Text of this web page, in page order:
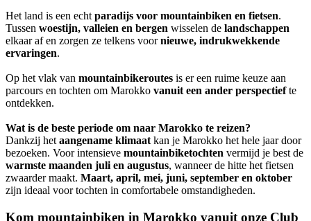
Het land is een echt paradijs voor mountainbiken en fietsen.
Tussen woestijn, valleien en bergen wisselen de landschappen
elkaar af en zorgen ze telkens voornieuwe, indrukwekkende
ervaringen.
Op het vlak van mountainbikeroutes is er een ruime keuze aan
parcours en tochten om Marokko vanuit een ander perspectiefte
ontdekken.
Wat is de beste periode om naar Marokko te reizen?
Dankzij het aangename klimaat kan je Marokko het hele jaar door
bezoeken. Voor intensieve mountainbiketochten vermijd je best de
warmste maanden juli en augustus, wanneer de hitte het fietsen
zwaarder maakt. Maart, april, mei, juni, september en oktober
zijn ideaal voor tochten in comfortabele omstandigheden.
Kom mountainbiken in Marokko vanuit onze Club